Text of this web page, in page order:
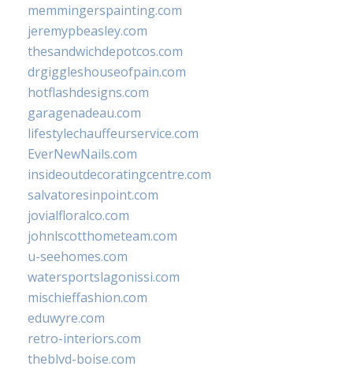
memmingerspainting.com
jeremypbeasley.com
thesandwichdepotcos.com
drgiggleshouseofpain.com
hotflashdesigns.com
garagenadeau.com
lifestylechauffeurservice.com
EverNewNails.com
insideoutdecoratingcentre.com
salvatoresinpoint.com
jovialfloralco.com
johnlscotthometeam.com
u-seehomes.com
watersportslagonissi.com
mischieffashion.com
eduwyre.com
retro-interiors.com
theblvd-boise.com